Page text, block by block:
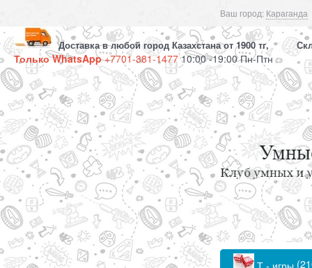
Ваш город: Караганда
Доставка в любой город Казахстана от 1900 тг,
Только WhatsApp+7701-381-147710:00 -19:00 Пн-Птн
Т - игры